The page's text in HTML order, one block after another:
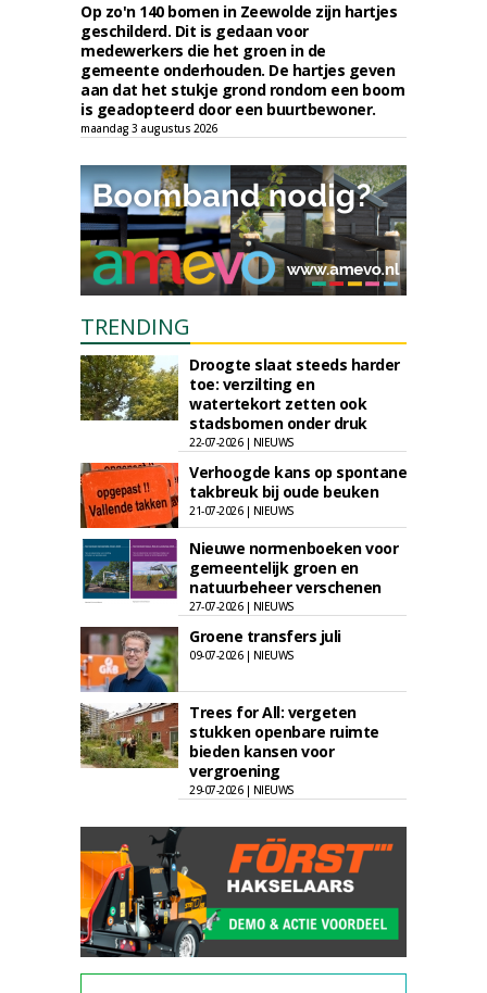
Op zo'n 140 bomen in Zeewolde zijn hartjes
geschilderd. Dit is gedaan voor
medewerkers die het groen in de
gemeente onderhouden. De hartjes geven
aan dat het stukje grond rondom een boom
is geadopteerd door een buurtbewoner.
maandag 3 augustus 2026
TRENDING
Droogte slaat steeds harder
toe: verzilting en
watertekort zetten ook
stadsbomen onder druk
22-07-2026 | NIEUWS
Verhoogde kans op spontane
takbreuk bij oude beuken
21-07-2026 | NIEUWS
Nieuwe normenboeken voor
gemeentelijk groen en
natuurbeheer verschenen
27-07-2026 | NIEUWS
Groene transfers juli
09-07-2026 | NIEUWS
Trees for All: vergeten
stukken openbare ruimte
bieden kansen voor
vergroening
29-07-2026 | NIEUWS